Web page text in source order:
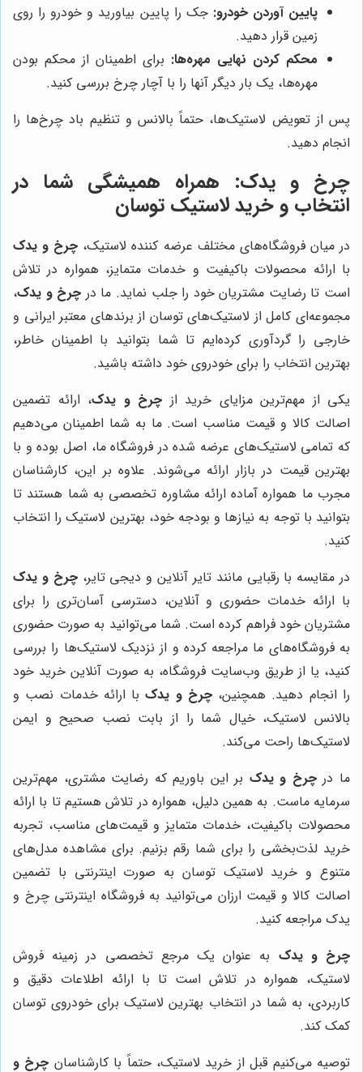
پایین آوردن خودرو: جک را پایین بیاورید و خودرو را روی
زمین قرار دهید.
محکم کردن نهایی مهره‌ها: برای اطمینان از محکم بودن
مهره‌ها، یک بار دیگر آنها را با آچار چرخ بررسی کنید.
پس از تعویض لاستیک‌ها، حتماً بالانس و تنظیم باد چرخ‌ها را
انجام دهید.
چرخ و یدک: همراه همیشگی شما در
انتخاب و خرید لاستیک توسان
در میان فروشگاه‌های مختلف عرضه کننده لاستیک، چرخ و یدک
با ارائه محصولات باکیفیت و خدمات متمایز، همواره در تلاش
است تا رضایت مشتریان خود را جلب نماید. ما در چرخ و یدک،
مجموعه‌ای کامل از لاستیک‌های توسان از برندهای معتبر ایرانی و
خارجی را گردآوری کرده‌ایم تا شما بتوانید با اطمینان خاطر،
بهترین انتخاب را برای خودروی خود داشته باشید.
یکی از مهم‌ترین مزایای خرید از چرخ و یدک، ارائه تضمین
اصالت کالا و قیمت مناسب است. ما به شما اطمینان می‌دهیم
که تمامی لاستیک‌های عرضه شده در فروشگاه ما، اصل بوده و با
بهترین قیمت در بازار ارائه می‌شوند. علاوه بر این، کارشناسان
مجرب ما همواره آماده ارائه مشاوره تخصصی به شما هستند تا
بتوانید با توجه به نیازها و بودجه خود، بهترین لاستیک را انتخاب
کنید.
در مقایسه با رقبایی مانند تایر آنلاین و دیجی تایر،چرخ و یدک
با ارائه خدمات حضوری و آنلاین، دسترسی آسان‌تری را برای
مشتریان خود فراهم کرده است. شما می‌توانید به صورت حضوری
به فروشگاه‌های ما مراجعه کرده و از نزدیک لاستیک‌ها را بررسی
کنید، یا از طریق وب‌سایت فروشگاه، به صورت آنلاین خرید خود
را انجام دهید. همچنین،چرخ و یدکبا ارائه خدمات نصب و
بالانس لاستیک، خیال شما را از بابت نصب صحیح و ایمن
لاستیک‌ها راحت می‌کند.
ما درچرخ و یدک بر این باوریم که رضایت مشتری، مهم‌ترین
سرمایه ماست. به همین دلیل، همواره در تلاش هستیم تا با ارائه
محصولات باکیفیت، خدمات متمایز و قیمت‌های مناسب، تجربه
خرید لذت‌بخشی را برای شما رقم بزنیم. برای مشاهده مدل‌های
متنوع و خرید لاستیک توسان به صورت اینترنتی با تضمین
اصالت کالا و قیمت ارزان می‌توانید به فروشگاه اینترنتی چرخ و
یدک مراجعه کنید.
چرخ و یدک به عنوان یک مرجع تخصصی در زمینه فروش
لاستیک، همواره در تلاش است تا با ارائه اطلاعات دقیق و
کاربردی، به شما در انتخاب بهترین لاستیک برای خودروی توسان
کمک کند.
توصیه می‌کنیم قبل از خرید لاستیک، حتماً با کارشناسان چرخ و